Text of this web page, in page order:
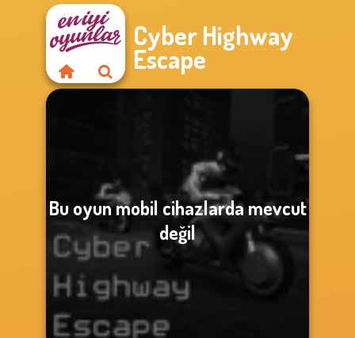
Cyber Highway
Escape
Bu oyun mobil cihazlarda mevcut
değil